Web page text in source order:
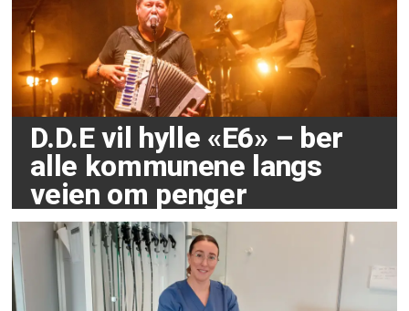
D.D.E vil hylle «E6» – ber
alle kommunene langs
veien om penger